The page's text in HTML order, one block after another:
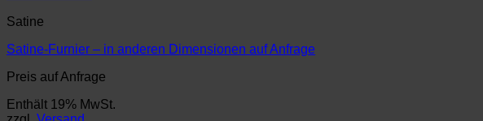
Satine
Satine-Furnier – in anderen Dimensionen auf Anfrage
Preis auf Anfrage
Enthält 19% MwSt.